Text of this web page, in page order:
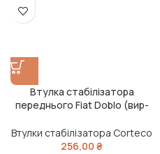
Втулка стабілізатора
переднього Fiat Doblo (вир-
Втулки стабілізатора Corteco
256,00 ₴